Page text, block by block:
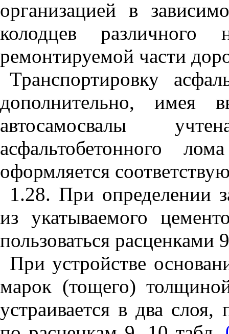
организацией в
колодцев различного
ремонтируемой части
Транспортировку
дополнительно, имея
автосамосвалы
асфальтобетонного
оформляется
1.28. При определении
из укатываемого
пользоваться расценками
При устройстве
марок (тощего)
устраивается в два